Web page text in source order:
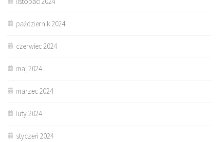
październik 2024
czerwiec 2024
maj 2024
marzec 2024
luty 2024
styczeń 2024